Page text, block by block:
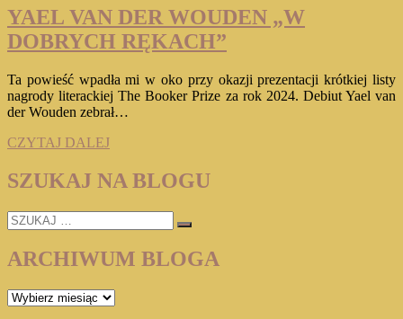
YAEL VAN DER WOUDEN „W
DOBRYCH RĘKACH”
Ta powieść wpadła mi w oko przy okazji prezentacji krótkiej listy
nagrody literackiej The Booker Prize za rok 2024. Debiut Yael van
der Wouden zebrał…
CZYTAJ DALEJYAEL
DER
WOUDEN
DOBRYCH
SZUKAJ NA BLOGU
SZUKAJ
…
ARCHIWUM BLOGA
ARCHIWUM